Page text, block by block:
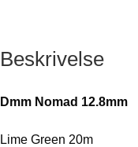
Beskrivelse
Dmm Nomad 12.8mm
Lime Green 20m